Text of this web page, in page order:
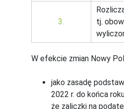
3.
tj.
W efekcie zmian Nowy
jako zasadę
2022 r. do końca
że zaliczki na